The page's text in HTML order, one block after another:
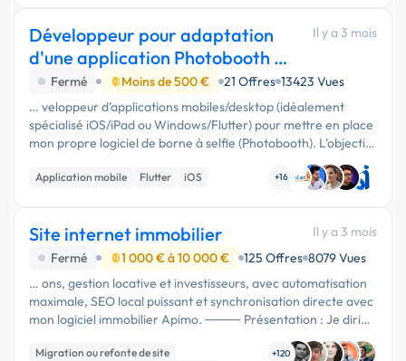
Développeur pour adaptation
d'une application Photobooth /
Borne à sel
Il y a 3 mois
Fermé Moins de 500 € 21 Offres 13423 Vues
… veloppeur d’applications mobiles/desktop (idéalement
spécialisé iOS/iPad ou Windows/Flutter) pour mettre en place
mon propre logiciel de borne à selfie (Photobooth). L'objectif :
Je ne souhaite pas repartir de zéro. Je cherche un …
Application mobile Flutter iOS +16
Site internet immobilier
Il y a 3 mois
Fermé
1 000 € à 10 000 € 125 Offres 8079 Vues
… ons, gestion locative et investisseurs, avec automatisation
maximale, SEO local puissant et synchronisation directe avec
mon logiciel immobilier Apimo. ⸻ Présentation : Je dirige
une agence immobilière spécialisée en : Vente / Location / …
Migration ou refonte de site
+120